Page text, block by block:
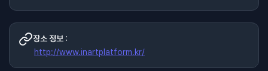
장소 정보 :
http://www.inartplatform.kr/